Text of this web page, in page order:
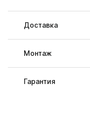
Доставка
Монтаж
Гарантия